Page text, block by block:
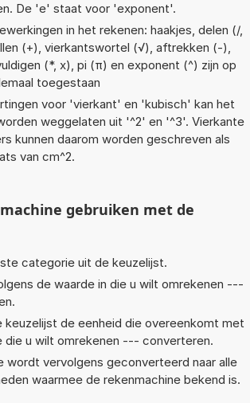
De 'e' staat voor 'exponent'.
in het rekenen: haakjes, delen (/,
(+), vierkantswortel (√), aftrekken (-),
(*, x), pi (π) en exponent (^) zijn op
toegestaan
voor 'vierkant' en 'kubisch' kan het
weggelaten uit '^2' en '^3'. Vierkante
kunnen daarom worden geschreven als
van cm^2.
gebruiken met de
categorie uit de keuzelijst.
de waarde in die u wilt omrekenen ---
keuzelijst de eenheid die overeenkomt met
die u wilt omrekenen --- converteren.
wordt vervolgens geconverteerd naar alle
waarmee de rekenmachine bekend is.